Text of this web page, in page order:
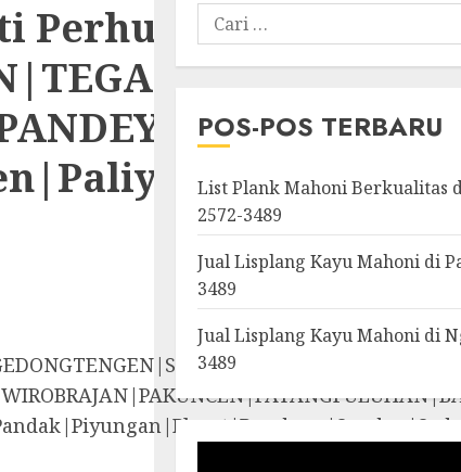
Perhutani Terbaik
POS-POS TERBARU
List Plank Mahoni Berkualitas
2572-3489
Jual Lisplang Kayu Mahoni di
3489
Jual Lisplang Kayu Mahoni di
3489